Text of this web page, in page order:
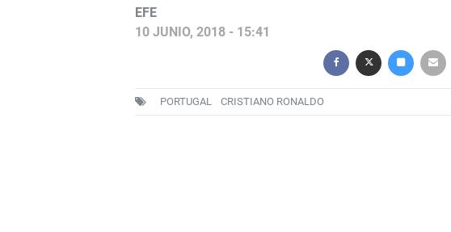
EFE
10 JUNIO, 2018 - 15:41
PORTUGAL CRISTIANO RONALDO